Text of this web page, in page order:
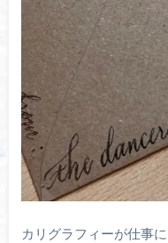
カリグラフィーが仕事